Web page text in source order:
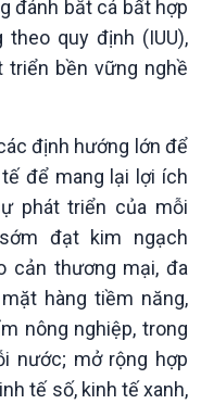
đánh bắt cá bất hợp
theo quy định (IUU),
triển bền vững nghề
định hướng lớn để
để mang lại lợi ích
phát triển của mỗi
đạt kim ngạch
cản thương mại, đa
hàng tiềm năng,
nông nghiệp, trong
nước; mở rộng hợp
tế số, kinh tế xanh,